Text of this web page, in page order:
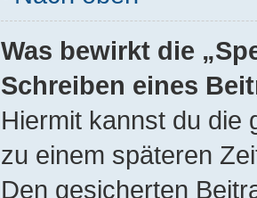
Was bewirkt die
Schreiben eines
Hiermit kannst du die
zu einem späteren
Den gesicherten